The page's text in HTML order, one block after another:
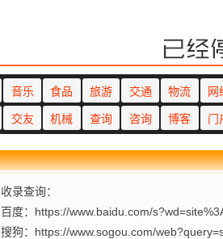
音乐 食品 旅游 交通 物流 网
交友 机械 查询 咨询 博客 门
收录查询：
百度：https://www.baidu.com/
搜狗：https://www.sogou.com/